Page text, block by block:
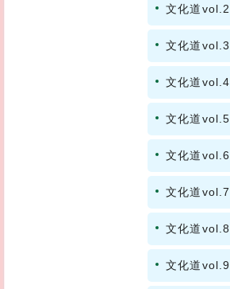
文化道vol.2
文化道vol.3
文化道vol.4
文化道vol.5
文化道vol.6
文化道vol.7
文化道vol.8
文化道vol.9